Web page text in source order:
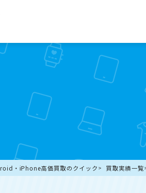
・iPhone高価買取のクイック 買取実績一覧